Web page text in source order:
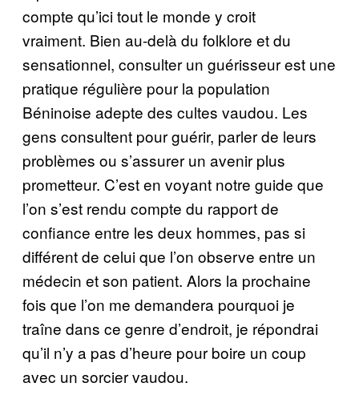
compte qu’ici tout le monde y croit
vraiment. Bien au-delà du folklore et du
sensationnel, consulter un guérisseur est une
pratique régulière pour la population
Béninoise adepte des cultes vaudou. Les
gens consultent pour guérir, parler de leurs
problèmes ou s’assurer un avenir plus
prometteur. C’est en voyant notre guide que
l’on s’est rendu compte du rapport de
confiance entre les deux hommes, pas si
différent de celui que l’on observe entre un
médecin et son patient. Alors la prochaine
fois que l’on me demandera pourquoi je
traîne dans ce genre d’endroit, je répondrai
qu’il n’y a pas d’heure pour boire un coup
avec un sorcier vaudou.